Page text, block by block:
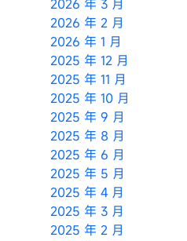
2026 年 3 月
2026 年 2 月
2026 年 1 月
2025 年 12 月
2025 年 11 月
2025 年 10 月
2025 年 9 月
2025 年 8 月
2025 年 6 月
2025 年 5 月
2025 年 4 月
2025 年 3 月
2025 年 2 月